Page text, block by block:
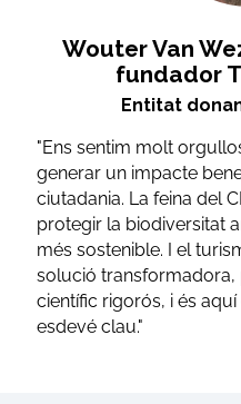
Miguel
Donant
Wouter Van
fundador
Entitat
"Ens sentim molt
generar un impacte
ciutadania. La feina del
protegir la biodiversitat
més sostenible. I el
solució transformadora,
científic rigorós, i és
esdevé clau."